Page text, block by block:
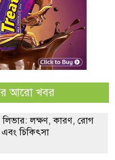
আরো খবর
লিভার: লক্ষণ, কারণ, রোগ
এবং চিকিৎসা